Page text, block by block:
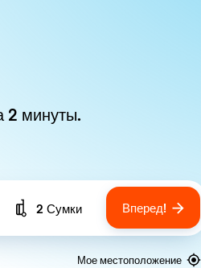
2 минуты.
Number of bags
2 Сумки Вперед!
Мое местоположение